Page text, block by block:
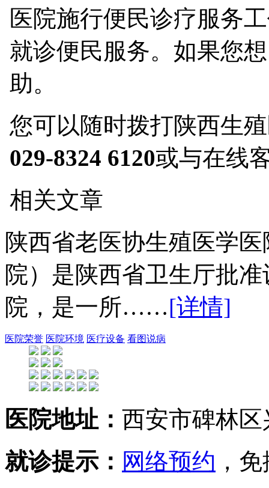
医院施行便民诊疗服务
就诊便民服务。如果您
助。
您可以随时拨打陕西生
029-8324 6120或与在线
相关文章
陕西省老医协生殖医学
院）是陕西省卫生厅批
院，是一所……[详情]
医院荣誉 医院环境 医疗设备 看图说病
医院地址： 西安市碑林区
就诊提示： 网络预约 ，